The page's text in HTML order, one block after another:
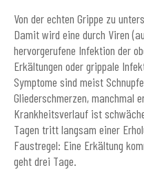
Von der echten Grippe zu
Damit wird eine durch Viren
hervorgerufene Infektion der
Erkältungen oder grippale
Symptome sind meist
Gliederschmerzen, manchmal
Krankheitsverlauf ist
Tagen tritt langsam einer
Faustregel: Eine Erkältung
geht drei Tage.